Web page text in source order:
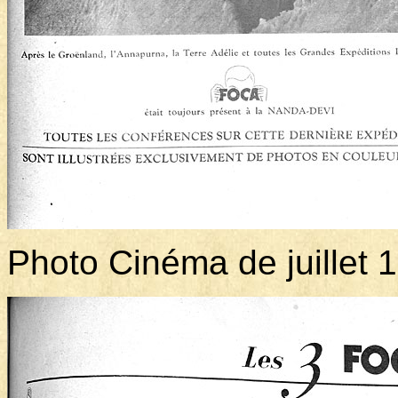
Photo Cinéma de juillet